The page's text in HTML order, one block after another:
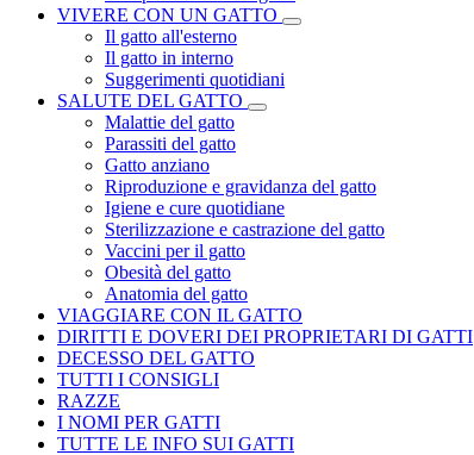
VIVERE CON UN GATTO
Il gatto all'esterno
Il gatto in interno
Suggerimenti quotidiani
SALUTE DEL GATTO
Malattie del gatto
Parassiti del gatto
Gatto anziano
Riproduzione e gravidanza del gatto
Igiene e cure quotidiane
Sterilizzazione e castrazione del gatto
Vaccini per il gatto
Obesità del gatto
Anatomia del gatto
VIAGGIARE CON IL GATTO
DIRITTI E DOVERI DEI PROPRIETARI DI GATTI
DECESSO DEL GATTO
TUTTI I CONSIGLI
RAZZE
I NOMI PER GATTI
TUTTE LE INFO SUI GATTI